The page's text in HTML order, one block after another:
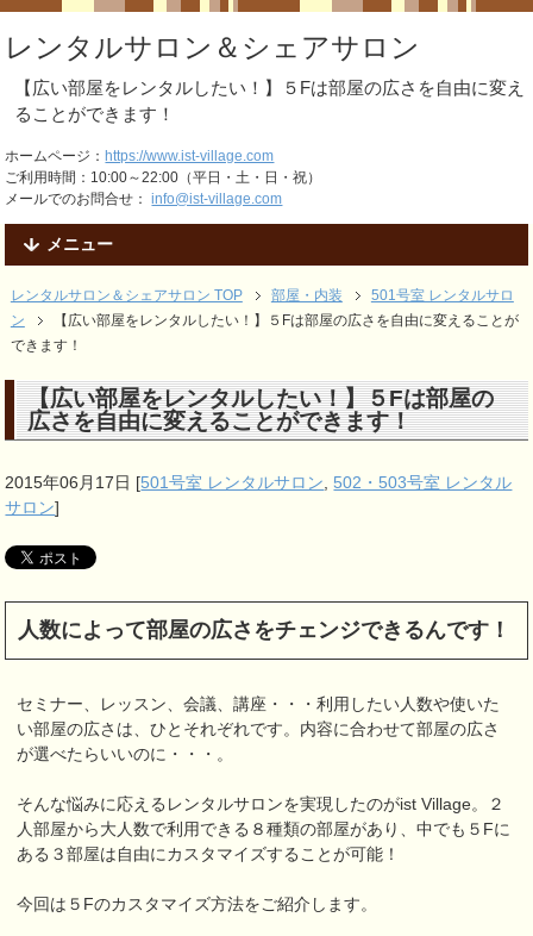
レンタルサロン＆シェアサロン
【広い部屋をレンタルしたい！】５Fは部屋の広さを自由に変え
ることができます！
ホームページ：https://www.ist-village.com
ご利用時間：10:00～22:00（平日・土・日・祝）
メールでのお問合せ：info@ist-village.com
メニュー
レンタルサロン＆シェアサロン TOP 部屋・内装
501号室 レンタルサロ
ン
【広い部屋をレンタルしたい！】５Fは部屋の広さを自由に変えることが
できます！
【広い部屋をレンタルしたい！】５Fは部屋の
広さを自由に変えることができます！
2015年06月17日 [501号室 レンタルサロン
502・503号室 レンタル
サロン]
人数によって部屋の広さをチェンジできるんです！
セミナー、レッスン、会議、講座・・・利用したい人数や使いた
い部屋の広さは、ひとそれぞれです。内容に合わせて部屋の広さ
が選べたらいいのに・・・。
そんな悩みに応えるレンタルサロンを実現したのがist Village。２
人部屋から大人数で利用できる８種類の部屋があり、中でも５Fに
ある３部屋は自由にカスタマイズすることが可能！
今回は５Fのカスタマイズ方法をご紹介します。